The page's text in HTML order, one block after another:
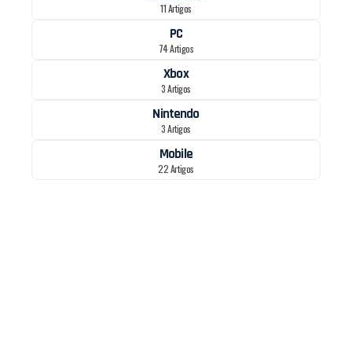
11 Artigos
PC
74 Artigos
Xbox
3 Artigos
Nintendo
3 Artigos
Mobile
22 Artigos